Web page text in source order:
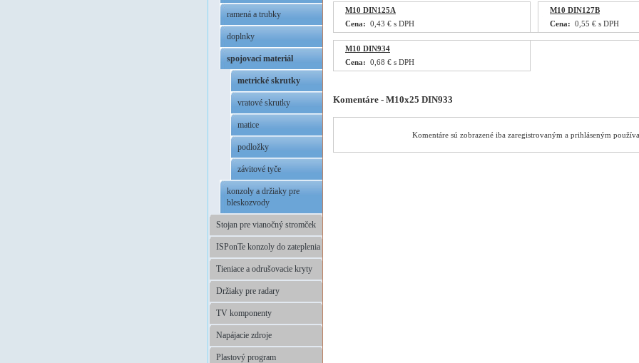
ramená a trubky
doplnky
spojovací materiál
metrické skrutky
vratové skrutky
matice
podložky
závitové tyče
konzoly a držiaky pre
bleskozvody
Stojan pre vianočný stromček
ISPonTe konzoly do zateplenia
Tieniace a odrušovacie kryty
Držiaky pre radary
TV komponenty
Napájacie zdroje
Plastový program
M10 DIN125A
Cena: 0,43 € s DPH
M10 DIN127B
Cena: 0,55 € s DPH
M10 DIN934
Cena: 0,68 € s DPH
Komentáre - M10x25 DIN933
Komentáre sú zobrazené iba zaregistrovaným a prihláseným